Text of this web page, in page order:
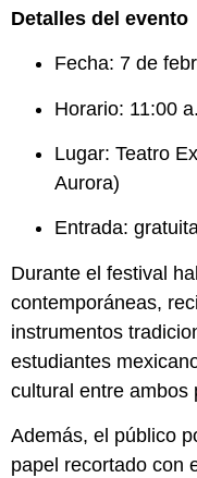
Detalles del evento
Fecha: 7 de
Horario: 11:00
Lugar: Teatro
Aurora)
Entrada:
Durante el festival
contemporáneas,
instrumentos
estudiantes
cultural entre ambos
Además, el público
papel recortado con